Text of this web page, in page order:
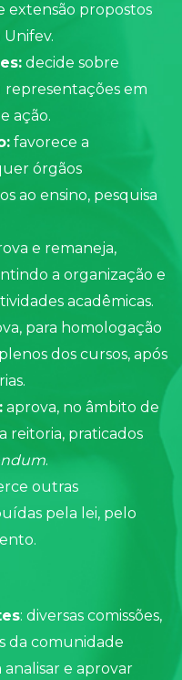
extensão propostos
decide sobre
representações em
ação.
favorece a
órgãos
ao ensino, pesquisa
e remaneja,
a organização e
acadêmicas.
para homologação
dos cursos, após
aprova, no âmbito de
reitoria, praticados
.
outras
pela lei, pelo
: diversas comissões,
da comunidade
analisar e aprovar